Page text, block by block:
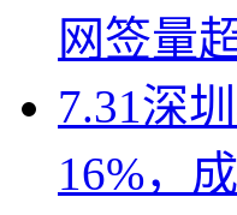
网签量
7.31深
16%，